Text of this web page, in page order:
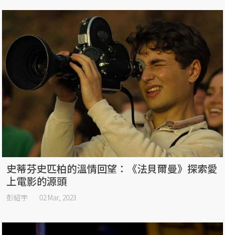
史蒂芬史匹柏的溫情回望：《法貝爾曼》探索愛
上電影的源頭
彭紹宇 02 Mar, 2023